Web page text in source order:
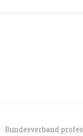
Bundesverband